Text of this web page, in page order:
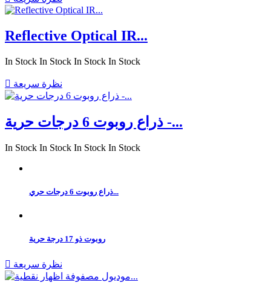
Reflective Optical IR...
In Stock In Stock In Stock In Stock
 نظرة سريعة
ذراع روبوت 6 درجات حرية -...
In Stock In Stock In Stock In Stock
ذراع روبوت 6 درجات حري...
روبوت ذو 17 درجة حرية
 نظرة سريعة